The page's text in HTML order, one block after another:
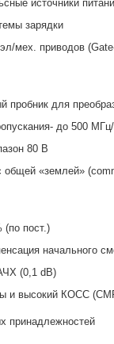
источники
зарядки
мех. приводов
пробник для
до 500
80 В
«землей»
(по пост.)
начального
(0,1 dB)
и высокий КОСС
принадлежностей